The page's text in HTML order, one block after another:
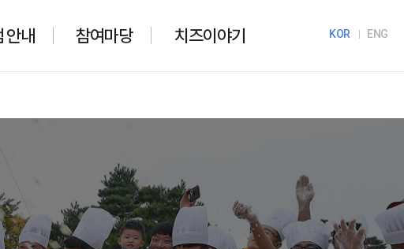
안내 참여마당 치즈이야기 KOR ENG